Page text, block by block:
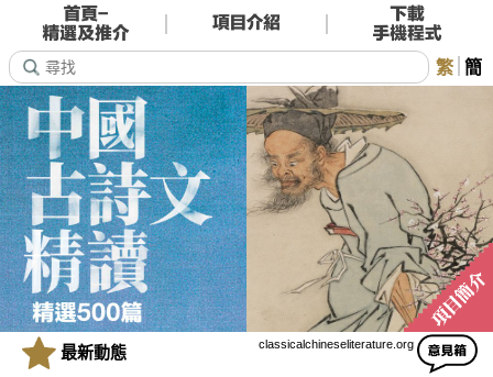
繁 簡
classicalchineseliterature.org
最新動態